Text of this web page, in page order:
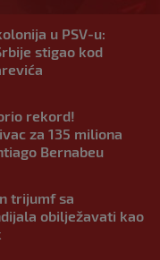
u PSV-u:
stigao kod
rekord!
za 135 miliona
Bernabeu
trijumf sa
obilježavati kao